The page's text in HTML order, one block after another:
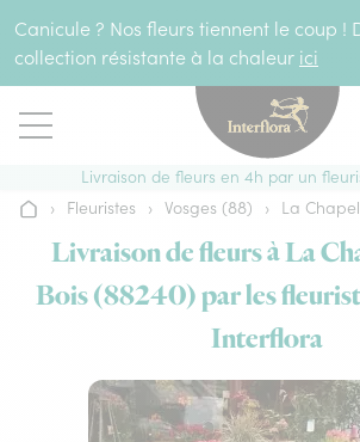
Canicule ? Nos fleurs tiennent le coup !
collection résistante à la chaleur ici
Livraison de fleurs en 4h par un
Accueil
› Fleuristes › Vosges (88) › La
Livraison de fleurs à La
Bois (88240) par les
Interflora